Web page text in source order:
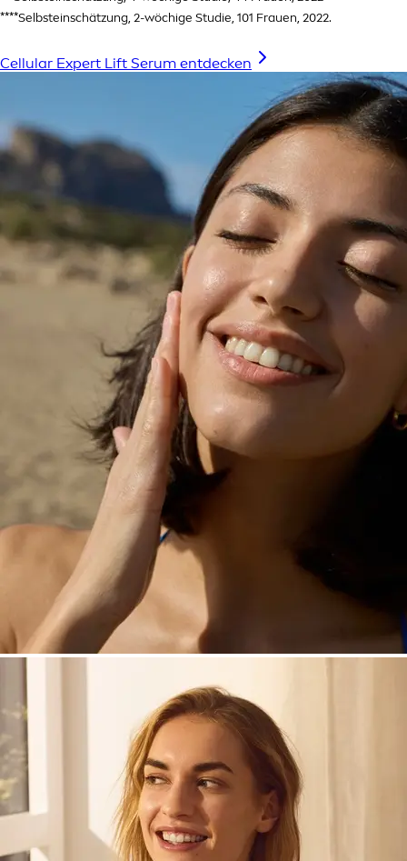
****Selbsteinschätzung, 2-wöchige Studie, 101 Frauen, 2022.
Cellular Expert Lift Serum entdecken